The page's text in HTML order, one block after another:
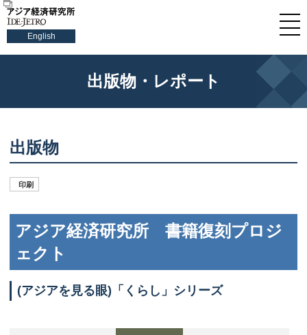
English
出版物・レポート
出版物
印刷
アジア経済研究所 書籍復刻プロジ
ェクト
(アジアを見る眼)「くらし」シリーズ